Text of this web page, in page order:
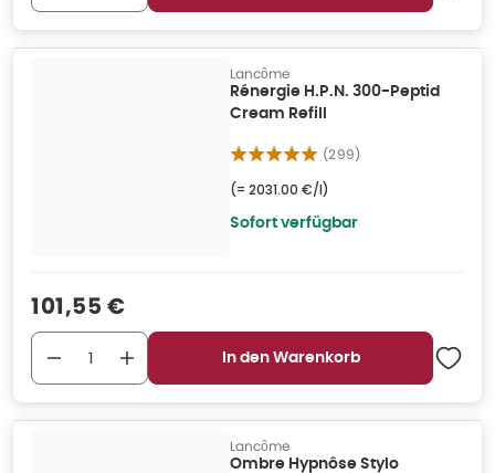
Lancôme
Rénergie H.P.N. 300-Peptid
Cream Refill
(299)
(= 2031.00 €/l)
Sofort verfügbar
Verkaufspreis
101,55 €
In den Warenkorb
Lancôme
Ombre Hypnôse Stylo